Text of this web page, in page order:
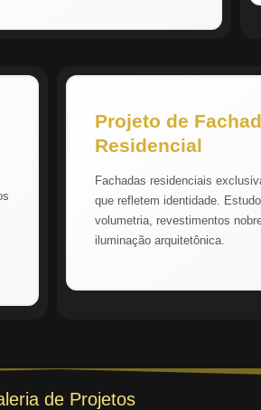
Projeto de
Residencial
Fachadas residenciais
que refletem identidade.
volumetria, revestimentos
iluminação arquitetônica.
de Projetos